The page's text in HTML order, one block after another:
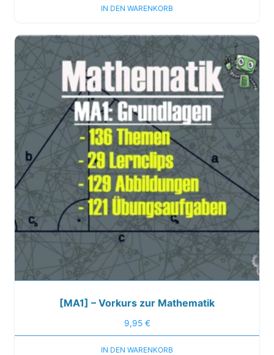
IN DEN WARENKORB
[MA1] – Vorkurs zur Mathematik
9,95 €
IN DEN WARENKORB